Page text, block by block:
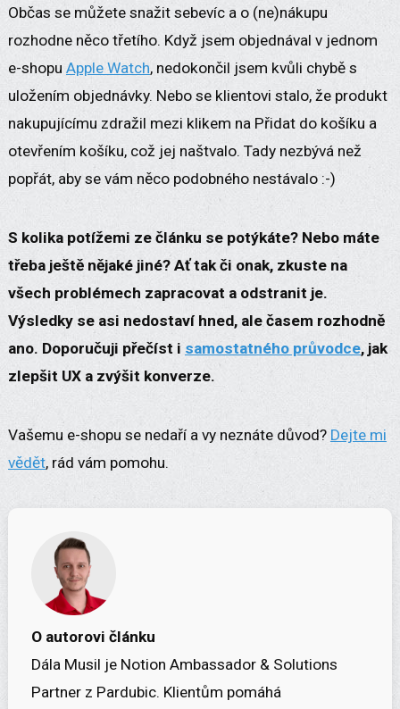
Občas se můžete snažit sebevíc a o (ne)nákupu
rozhodne něco třetího. Když jsem objednával v jednom
e-shopu Apple Watch, nedokončil jsem kvůli chybě s
uložením objednávky. Nebo se klientovi stalo, že produkt
nakupujícímu zdražil mezi klikem na Přidat do košíku a
otevřením košíku, což jej naštvalo. Tady nezbývá než
popřát, aby se vám něco podobného nestávalo :-)
S kolika potížemi ze článku se potýkáte? Nebo máte
třeba ještě nějaké jiné? Ať tak či onak, zkuste na
všech problémech zapracovat a odstranit je.
Výsledky se asi nedostaví hned, ale časem rozhodně
ano. Doporučuji přečíst i samostatného průvodce, jak
zlepšit UX a zvýšit konverze.
Vašemu e-shopu se nedaří a vy neznáte důvod? Dejte mi
vědět, rád vám pomohu.
O autorovi článku
Dála Musil je Notion Ambassador & Solutions
Partner z Pardubic. Klientům pomáhá